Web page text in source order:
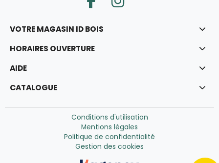
VOTRE MAGASIN ID BOIS
HORAIRES OUVERTURE
AIDE
CATALOGUE
Conditions d'utilisation
Mentions légales
Politique de confidentialité
Gestion des cookies